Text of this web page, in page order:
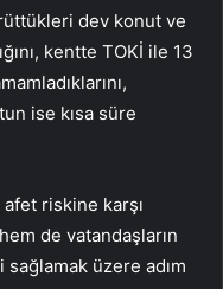
dev konut ve
kentte TOKİ ile 13
ise kısa süre
riskine karşı
de vatandaşların
üzere adım